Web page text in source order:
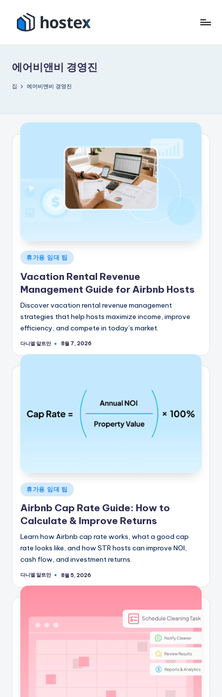
츠
스
휴
가
용
소
에어비앤비 경영진
집 에어비앤비 경영진
게
시
됨
휴가용 임대 팁
Vacation Rental Revenue
Management Guide for Airbnb Hosts
Discover vacation rental revenue management
strategies that help hosts maximize income, improve
efficiency, and compete in today’s market.
게
자
다니엘 알트만 8월 7, 2026
게
시
됨
휴가용 임대 팁
Airbnb Cap Rate Guide: How to
Calculate & Improve Returns
Learn how Airbnb cap rate works, what a good cap
rate looks like, and how STR hosts can improve NOI,
cash flow, and investment returns.
게
자
다니엘 알트만 8월 5, 2026